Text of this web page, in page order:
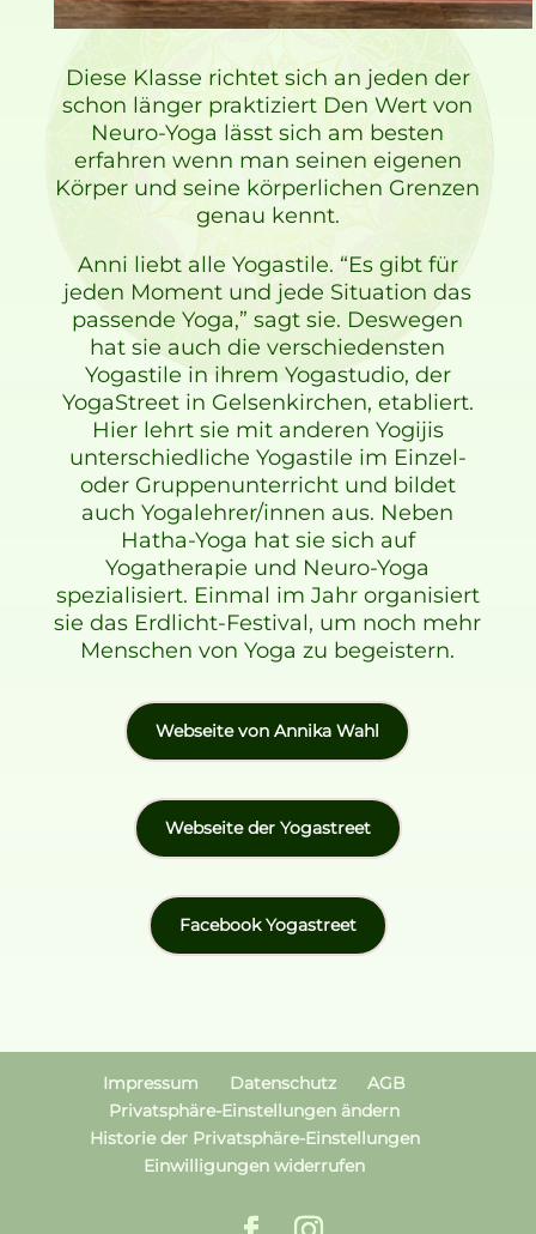
Diese Klasse richtet sich an jeden der
schon länger praktiziert Den Wert von
Neuro-Yoga lässt sich am besten
erfahren wenn man seinen eigenen
Körper und seine körperlichen Grenzen
genau kennt.
Anni liebt alle Yogastile. “Es gibt für
jeden Moment und jede Situation das
passende Yoga,” sagt sie. Deswegen
hat sie auch die verschiedensten
Yogastile in ihrem Yogastudio, der
YogaStreet in Gelsenkirchen, etabliert.
Hier lehrt sie mit anderen Yogijis
unterschiedliche Yogastile im Einzel-
oder Gruppenunterricht und bildet
auch Yogalehrer/innen aus. Neben
Hatha-Yoga hat sie sich auf
Yogatherapie und Neuro-Yoga
spezialisiert. Einmal im Jahr organisiert
sie das Erdlicht-Festival, um noch mehr
Menschen von Yoga zu begeistern.
Webseite von Annika Wahl
Webseite der Yogastreet
Facebook Yogastreet
Impressum Datenschutz
AGB
Privatsphäre-Einstellungen ändern
Historie der Privatsphäre-Einstellungen
Einwilligungen widerrufen